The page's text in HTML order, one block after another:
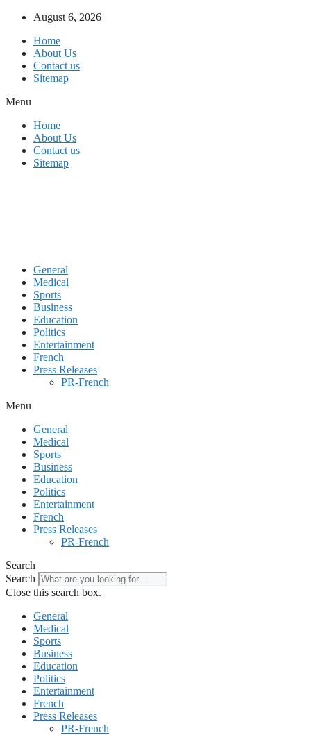
Skip
content
August 6, 2026
Home
About Us
Contact us
Sitemap
Menu
Home
About Us
Contact us
Sitemap
General
Medical
Sports
Business
Education
Politics
Entertainment
French
Press Releases
PR-French
Menu
General
Medical
Sports
Business
Education
Politics
Entertainment
French
Press Releases
PR-French
Search
Search
Close this search box.
General
Medical
Sports
Business
Education
Politics
Entertainment
French
Press Releases
PR-French